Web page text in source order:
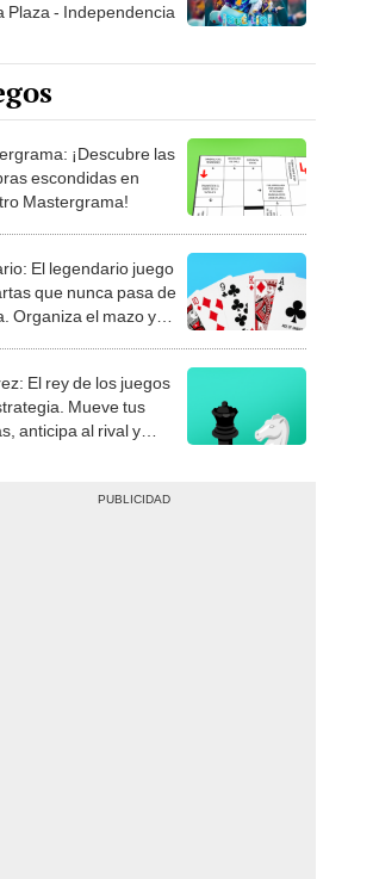
Plaza - Independencia
¡Descubre las
escondidas en
Mastergrama!
El legendario juego
que nunca pasa de
Organiza el mazo y
El rey de los juegos
Mueve tus
anticipa al rival y